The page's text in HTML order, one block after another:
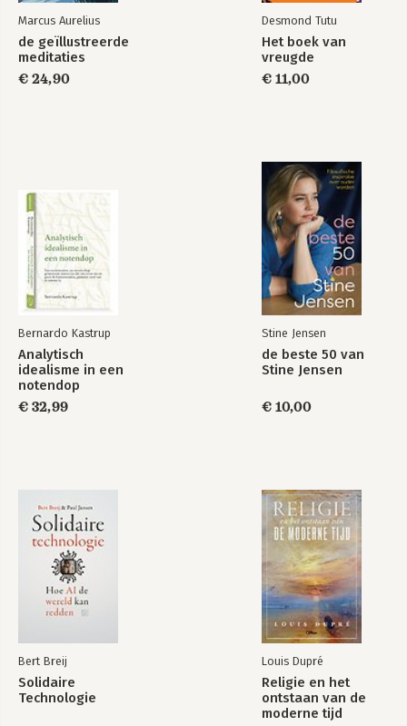
Marcus Aurelius
de geïllustreerde
meditaties
€ 24,90
Desmond Tutu
Het boek van
vreugde
€ 11,00
Bernardo Kastrup
Analytisch
idealisme in een
notendop
€ 32,99
Stine Jensen
de beste 50 van
Stine Jensen
€ 10,00
Bert Breij
Solidaire
Technologie
Louis Dupré
Religie en het
ontstaan van de
moderne tijd